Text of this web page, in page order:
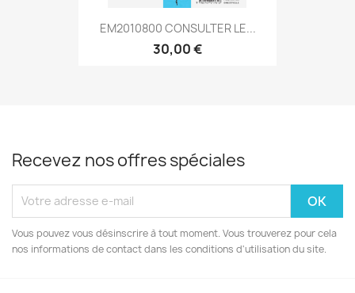
EM2010800 CONSULTER LE...
30,00 €
Recevez nos offres spéciales
Vous pouvez vous désinscrire à tout moment. Vous trouverez pour cela
nos informations de contact dans les conditions d'utilisation du site.